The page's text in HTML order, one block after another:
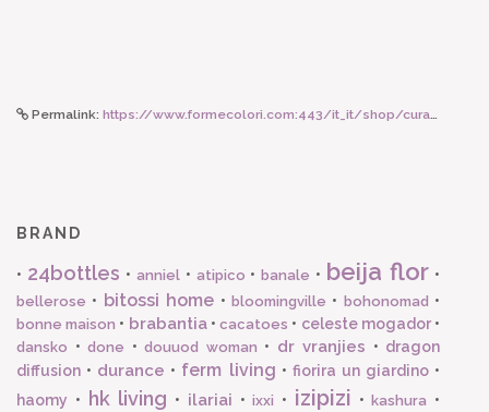
Permalink: https://www.formecolori.com:443/it_it/shop/cura_corpo_e_viso/prodotti_viso/lebube_dewy_drop_hydrating_skin_medium_tan_to_rich_neutral/6848
BRAND
• 24bottles • anniel• atipico •banale • beija flor •
bellerose • bitossi home • bloomingville • bohonomad •
bonne maison • brabantia•cacatoes • celeste mogador•
dansko • done • douuod woman • dr vranjies • dragon
diffusion • durance • ferm living • fiorira un giardino•
haomy • hk living • ilariai •ixxi • izipizi •kashura •